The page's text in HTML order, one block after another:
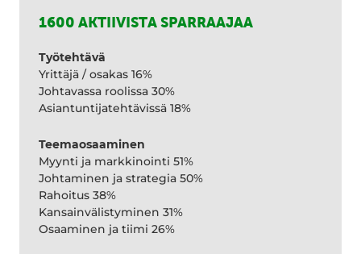
1600 AKTIIVISTA SPARRAAJAA
Työtehtävä
Yrittäjä / osakas 16%
Johtavassa roolissa 30%
Asiantuntijatehtävissä 18%
Teemaosaaminen
Myynti ja markkinointi 51%
Johtaminen ja strategia 50%
Rahoitus 38%
Kansainvälistyminen 31%
Osaaminen ja tiimi 26%